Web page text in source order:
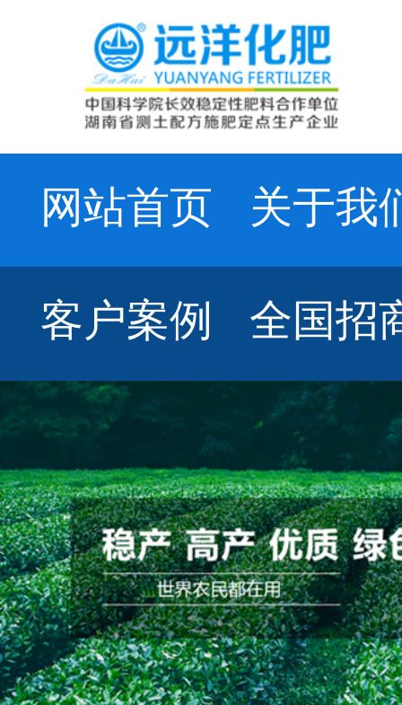
网站首页 关于我
客户案例 全国招